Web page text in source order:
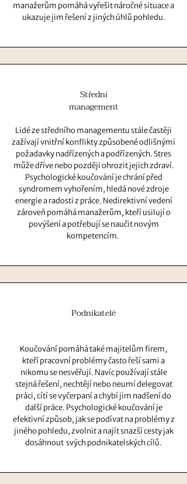
manažerům pomáhá vyřešit náročné situace a
ukazuje jim řešení z jiných úhlů pohledu.
Střední
management
Lidé ze středního managementu stále častěji
zažívají vnitřní konflikty způsobené odlišnými
požadavky nadřízených a podřízených. Stres
může dříve nebo později ohrozit jejich zdraví.
Psychologické koučování je chrání před
syndromem vyhořením, hledá nové zdroje
energie a radosti z práce. Nedirektivní vedení
zároveň pomáhá manažerům, kteří usilují o
povýšení a potřebují se naučit novým
kompetencím.
Podnikatelé
Koučování pomáhá také majitelům firem,
kteří pracovní problémy často řeší sami a
nikomu se nesvěřují. Navíc používají stále
stejná řešení, nechtějí nebo neumí delegovat
práci, cítí se vyčerpaní a chybí jim nadšení do
další práce. Psychologické koučování je
efektivní způsob, jak se podívat na problémy z
jiného pohledu, zvolnit a najít snazší cesty jak
dosáhnout svých podnikatelských cílů.